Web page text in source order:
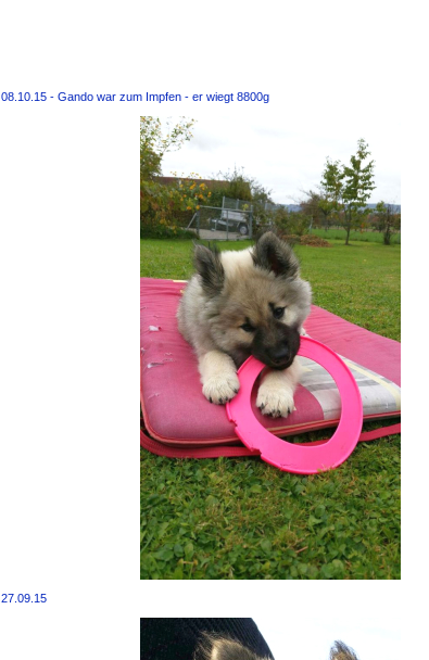
08.10.15 - Gando war zum Impfen - er wiegt 8800g
27.09.15